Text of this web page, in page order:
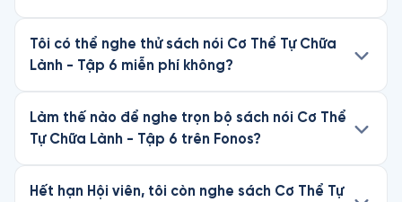
Tôi có thể nghe thử sách nói Cơ Thể Tự Chữa
Lành - Tập 6 miễn phí không?
Làm thế nào để nghe trọn bộ sách nói Cơ Thể
Tự Chữa Lành - Tập 6 trên Fonos?
Hết hạn Hội viên, tôi còn nghe sách Cơ Thể Tự